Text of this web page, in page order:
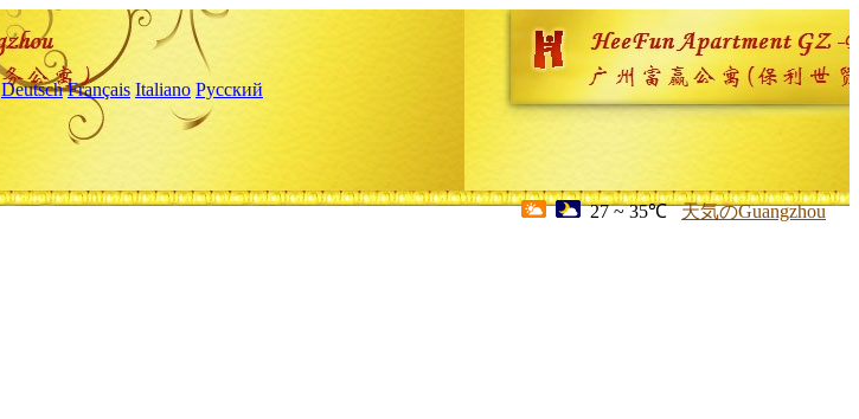
Deutsch Français Italiano Русский
27 ~ 35℃ 天気のGuangzhou